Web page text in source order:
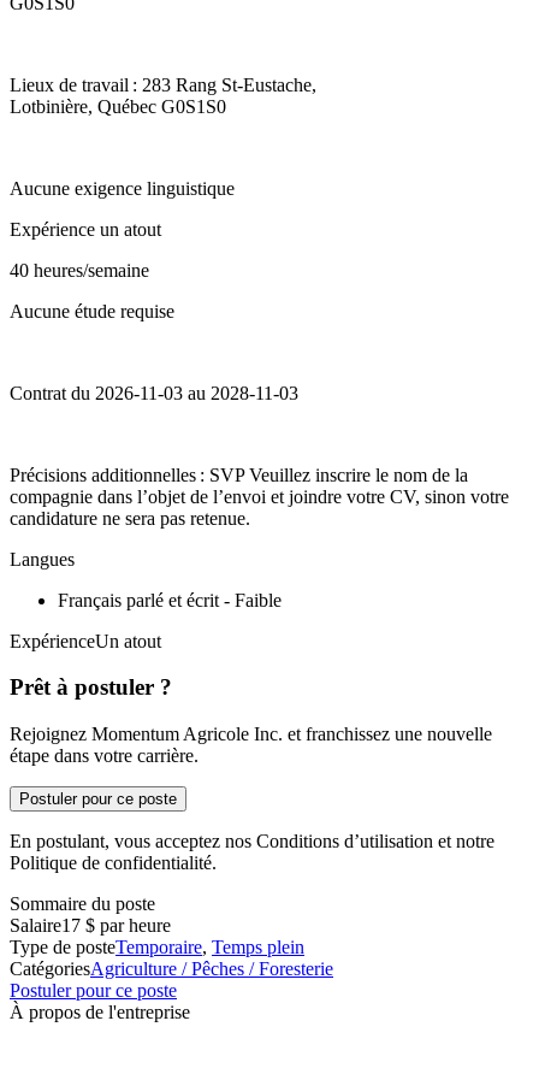
Lieux de travail : 283 Rang St-Eustache,
Lotbinière, Québec G0S1S0
Aucune exigence linguistique
Expérience un atout
40 heures/semaine
Aucune étude requise
Contrat du 2026-11-03 au 2028-11-03
Précisions additionnelles : SVP Veuillez inscrire le nom de la
compagnie dans l’objet de l’envoi et joindre votre CV, sinon votre
candidature ne sera pas retenue.
Langues
Français parlé et écrit - Faible
ExpérienceUn atout
Prêt à postuler ?
Rejoignez Momentum Agricole Inc. et franchissez une nouvelle
étape dans votre carrière.
Postuler pour ce poste
En postulant, vous acceptez nos Conditions d’utilisation et notre
Politique de confidentialité.
Sommaire du poste
Salaire17 $ par heure
Type de posteTemporaire, Temps plein
CatégoriesAgriculture / Pêches / Foresterie
Postuler pour ce poste
À propos de l'entreprise